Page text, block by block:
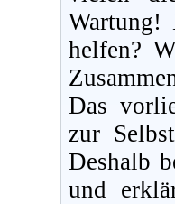
Wartung!
helfen?
Das
zur
Deshalb
und